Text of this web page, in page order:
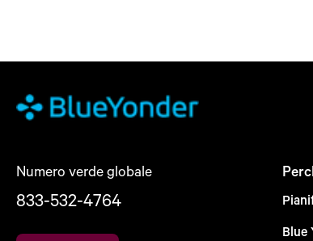
Numero verde globale
833-532-4764
Blue